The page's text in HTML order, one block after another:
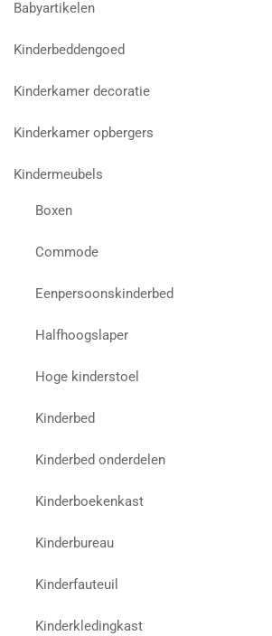
Babyartikelen
Kinderbeddengoed
Kinderkamer decoratie
Kinderkamer opbergers
Kindermeubels
Boxen
Commode
Eenpersoonskinderbed
Halfhoogslaper
Hoge kinderstoel
Kinderbed
Kinderbed onderdelen
Kinderboekenkast
Kinderbureau
Kinderfauteuil
Kinderkledingkast